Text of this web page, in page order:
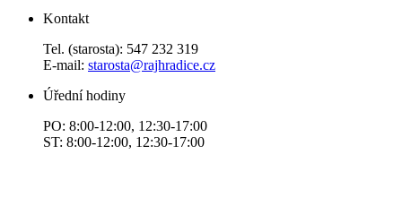
Kontakt
Tel. (starosta): 547 232 319
E-mail: starosta@rajhradice.cz
Úřední hodiny
PO: 8:00-12:00, 12:30-17:00
ST: 8:00-12:00, 12:30-17:00